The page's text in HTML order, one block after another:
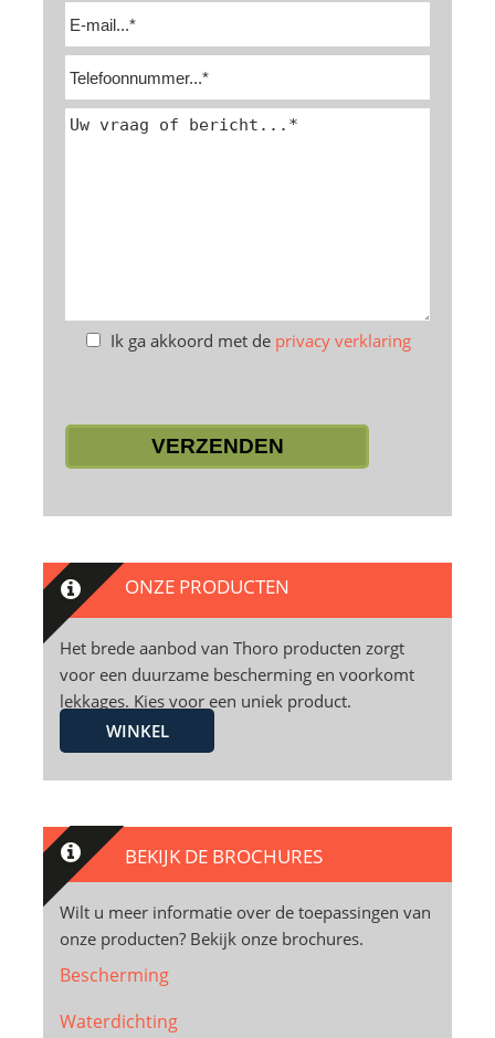
Ik ga akkoord met de privacy verklaring
leeg.
ONZE PRODUCTEN
Het brede aanbod van Thoro producten zorgt
voor een duurzame bescherming en voorkomt
lekkages. Kies voor een uniek product.
WINKEL
BEKIJK DE BROCHURES
Wilt u meer informatie over de toepassingen van
onze producten? Bekijk onze brochures.
Bescherming
Waterdichting